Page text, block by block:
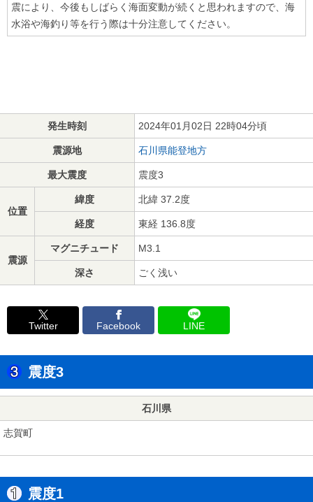
震により、今後もしばらく海面変動が続くと思われますので、海
水浴や海釣り等を行う際は十分注意してください。
発生時刻 2024年01月02日 22時04分頃
震源地 石川県能登地方
最大震度 震度3
位置
緯度 北緯 37.2度
経度 東経 136.8度
震源
マグニチュード M3.1
深さ ごく浅い
Twitter Facebook LINE
震度3
石川県
志賀町
震度1